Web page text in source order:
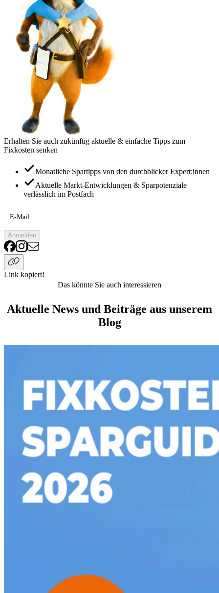
Erhalten Sie auch zukünftig aktuelle & einfache Tipps zum
Fixkosten senken
Monatliche Spartipps von den durchblicker Expert:innen
Aktuelle Markt-Entwicklungen & Sparpotenziale
verlässlich im Postfach
E-Mail
Anmelden
Link kopiert!
Das könnte Sie auch interessieren
Aktuelle News und Beiträge aus unserem
Blog